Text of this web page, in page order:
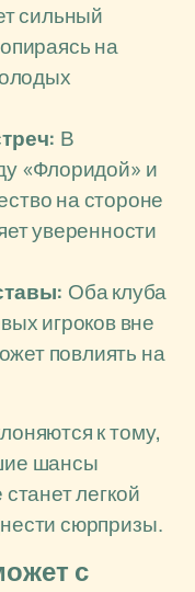
сильный
на
В
«Флоридой» и
на стороне
уверенности
Оба клуба
игроков вне
повлиять на
к тому,
шансы
легкой
сюрпризы.
с